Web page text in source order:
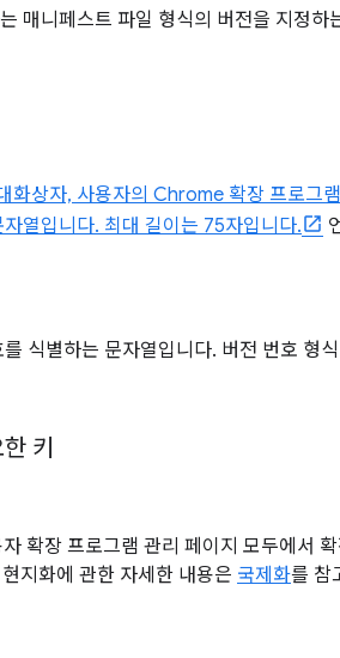
매니페스트 파일 형식의 버전을 지정하
화상자, 사용자의 Chrome 확장 프로그
열입니다. 최대 길이는 75자입니다.
식별하는 문자열입니다. 버전 번호 형
키
확장 프로그램 관리 페이지 모두에서
지화에 관한 자세한 내용은 국제화를 참